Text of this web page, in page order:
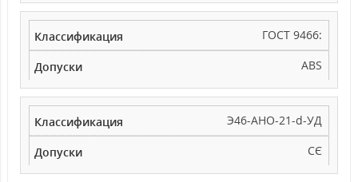
ГОСТ 9466:
ABS
Э46-АНО-21-d-УД
СЄ